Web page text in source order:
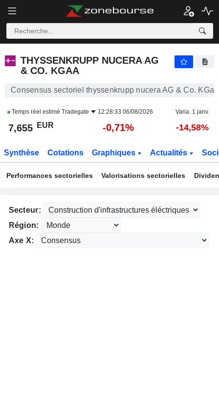
THYSSENKRUPP NUCERA AG
& CO. KGAA
Consensus sectoriel thyssenkrupp nucera AG & Co.
Temps réel estimé Tradegate 12:28:33 06/08/2026 Varia. 1 janv.
7,655 EUR -0,71% -14,58%
Synthèse Cotations Graphiques Actualités
Performances sectorielles Valorisations sectorielles
Secteur:
Région:
Axe X: